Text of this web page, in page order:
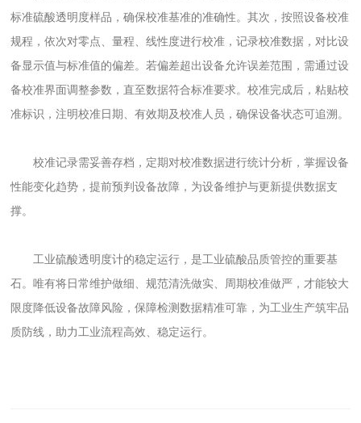
标准硫酸透明度样品，确保校准基准的准确性。其次，按照设备校准
规程，依次对零点、量程、线性度进行校准，记录校准数据，对比设
备显示值与标准值的偏差。若偏差超出设备允许误差范围，需通过设
备校准界面调整参数，直至数据符合标准要求。校准完成后，粘贴校
准标识，注明校准日期、有效期及校准人员，确保设备状态可追溯。
校准记录需妥善存档，定期对校准数据进行统计分析，掌握设备
性能变化趋势，提前预判设备故障，为设备维护与更新提供数据支
撑。
工业硫酸透明度计的稳定运行，是工业硫酸品质管控的重要基
石。唯有将日常维护做细、规范清洗做实、周期校准做严，才能较大
限度降低设备故障风险，保障检测数据精准可靠，为工业生产筑牢品
质防线，助力工业流程高效、稳定运行。